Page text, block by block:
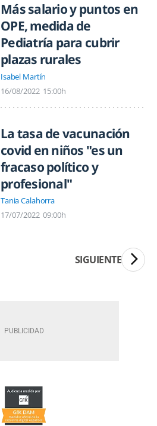
Más salario y puntos en
OPE, medida de
Pediatría para cubrir
plazas rurales
Isabel Martín
16/08/2022 15:00h
La tasa de vacunación
covid en niños "es un
fracaso político y
profesional"
Tania Calahorra
17/07/2022 09:00h
SIGUIENTE